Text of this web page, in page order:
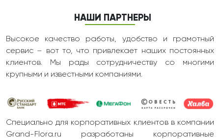
НАШИ ПАРТНЕРЫ
Высокое качество работы, удобство и грамотный
сервис – вот то, что привлекает наших постоянных
клиентов. Мы рады сотрудничеству со многими
крупными и известными компаниями.
Специально для корпоративных клиентов в компании
Grand-Flora.ru разработаны корпоративные